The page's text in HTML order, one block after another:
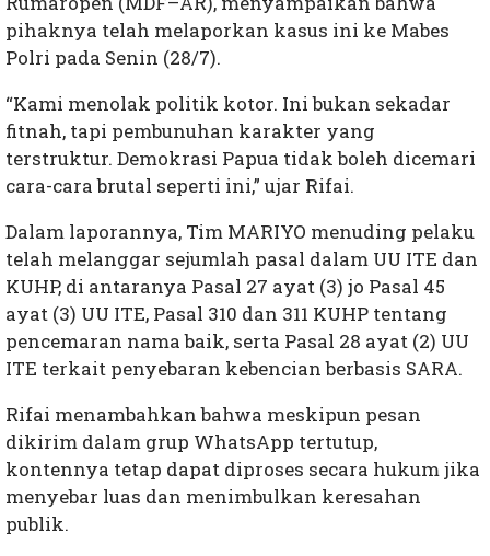
pihaknya telah melaporkan kasus ini ke Mabes
Polri pada Senin (28/7).
“Kami menolak politik kotor. Ini bukan sekadar
fitnah, tapi pembunuhan karakter yang
terstruktur. Demokrasi Papua tidak boleh dicemari
cara-cara brutal seperti ini,” ujar Rifai.
Dalam laporannya, Tim MARIYO menuding pelaku
telah melanggar sejumlah pasal dalam UU ITE dan
KUHP, di antaranya Pasal 27 ayat (3) jo Pasal 45
ayat (3) UU ITE, Pasal 310 dan 311 KUHP tentang
pencemaran nama baik, serta Pasal 28 ayat (2) UU
ITE terkait penyebaran kebencian berbasis SARA.
Rifai menambahkan bahwa meskipun pesan
dikirim dalam grup WhatsApp tertutup,
kontennya tetap dapat diproses secara hukum jika
menyebar luas dan menimbulkan keresahan
publik.